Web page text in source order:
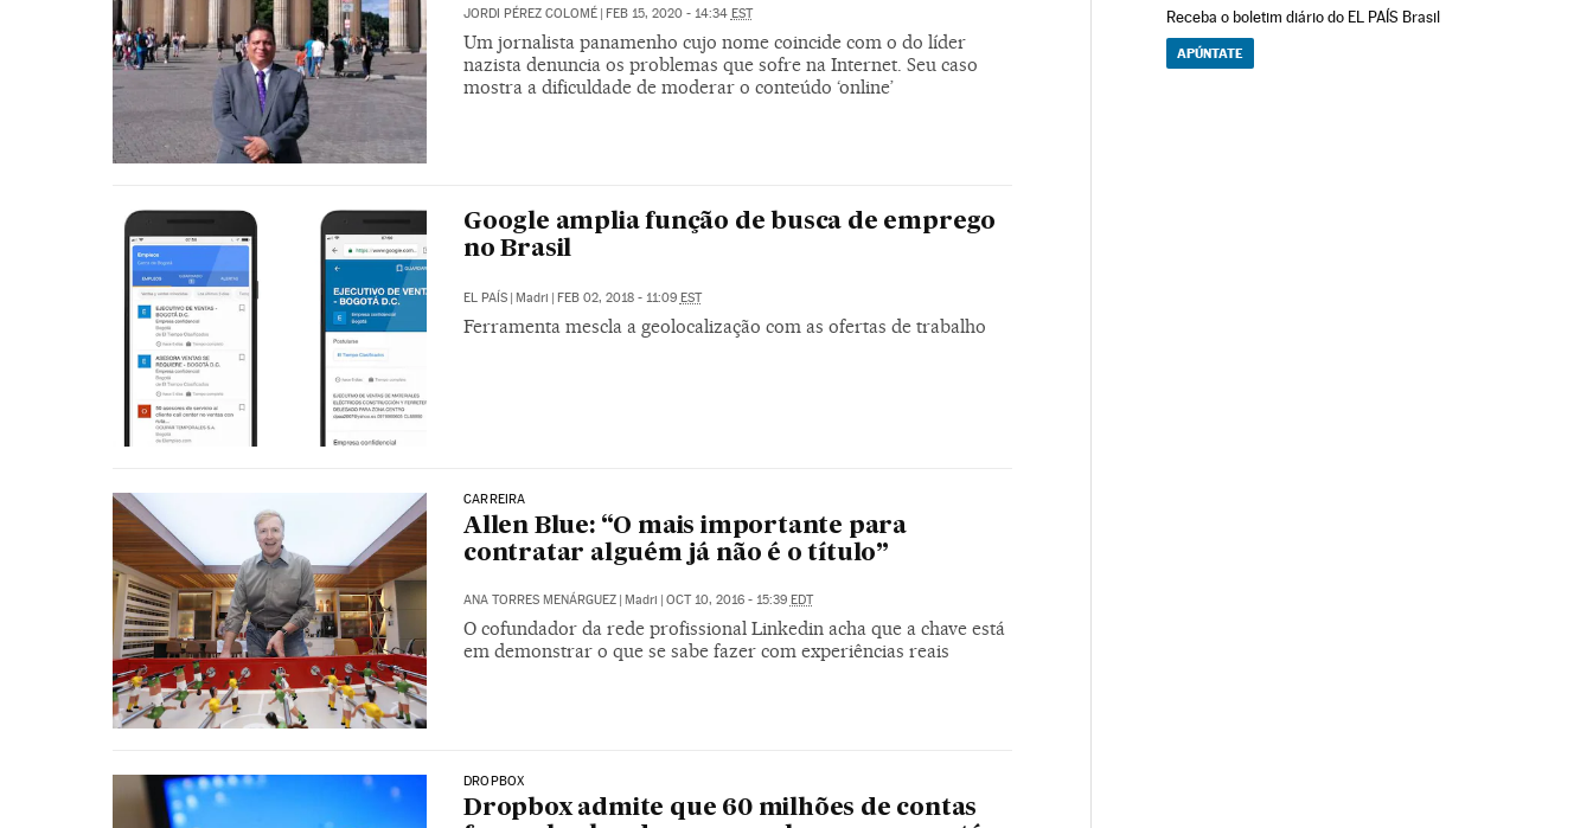
JORDI PÉREZ COLOMÉ | FEB 15, 2020 - 14:34 EST
Um jornalista panamenho cujo nome coincide com o do líder
nazista denuncia os problemas que sofre na Internet. Seu caso
mostra a dificuldade de moderar o conteúdo ‘online’
Google amplia função de busca de emprego
no Brasil
EL PAÍS | Madri | FEB 02, 2018 - 11:09 EST
Ferramenta mescla a geolocalização com as ofertas de trabalho
CARREIRA
Allen Blue: “O mais importante para
contratar alguém já não é o título”
ANA TORRES MENÁRGUEZ | Madri | OCT 10, 2016 - 15:39 EDT
O cofundador da rede profissional Linkedin acha que a chave está
em demonstrar o que se sabe fazer com experiências reais
DROPBOX
Dropbox admite que 60 milhões de contas
Receba o boletim diário do EL PAÍS Brasil
APÚNTATE